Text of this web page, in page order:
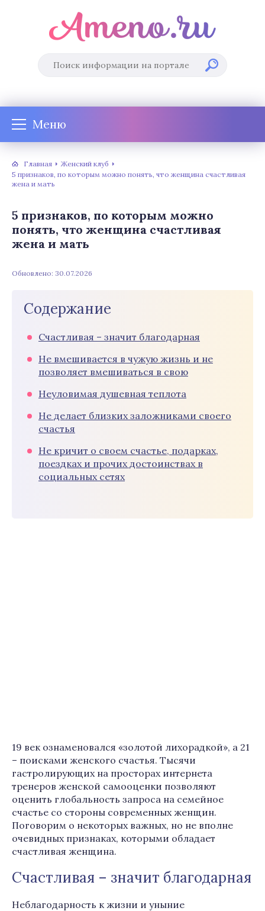
Меню
Главная
Женский клуб
5 признаков, по которым можно понять, что женщина счастливая
жена и мать
5 признаков, по которым можно
понять, что женщина счастливая
жена и мать
Обновлено: 30.07.2026
Содержание
Счастливая – значит благодарная
Не вмешивается в чужую жизнь и не
позволяет вмешиваться в свою
Неуловимая душевная теплота
Не делает близких заложниками своего
счастья
Не кричит о своем счастье, подарках,
поездках и прочих достоинствах в
социальных сетях
19 век ознаменовался «золотой лихорадкой», а 21
– поисками женского счастья. Тысячи
гастролирующих на просторах интернета
тренеров женской самооценки позволяют
оценить глобальность запроса на семейное
счастье со стороны современных женщин.
Поговорим о некоторых важных, но не вполне
очевидных признаках, которыми обладает
счастливая женщина.
Счастливая – значит благодарная
Неблагодарность к жизни и уныние